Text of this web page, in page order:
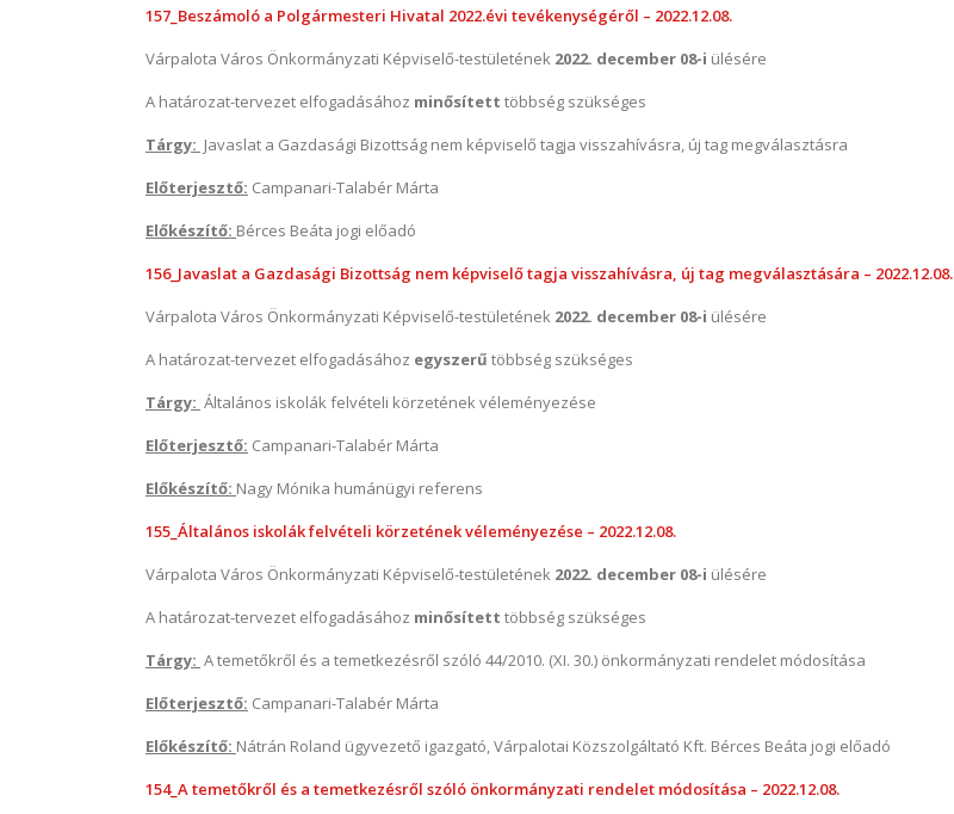
157_Beszámoló a Polgármesteri Hivatal 2022.évi tevékenységéről – 2022.12.08.
Várpalota Város Önkormányzati Képviselő-testületének 2022. december 08-i ülésére
A határozat-tervezet elfogadásához minősített többség szükséges
Tárgy: Javaslat a Gazdasági Bizottság nem képviselő tagja visszahívásra, új tag megválasztásra
Előterjesztő: Campanari-Talabér Márta
Előkészítő: Bérces Beáta jogi előadó
156_Javaslat a Gazdasági Bizottság nem képviselő tagja visszahívásra, új tag megválasztására – 2022.12.08.
Várpalota Város Önkormányzati Képviselő-testületének 2022. december 08-i ülésére
A határozat-tervezet elfogadásához egyszerű többség szükséges
Tárgy: Általános iskolák felvételi körzetének véleményezése
Előterjesztő: Campanari-Talabér Márta
Előkészítő: Nagy Mónika humánügyi referens
155_Általános iskolák felvételi körzetének véleményezése – 2022.12.08.
Várpalota Város Önkormányzati Képviselő-testületének 2022. december 08-i ülésére
A határozat-tervezet elfogadásához minősített többség szükséges
Tárgy: A temetőkről és a temetkezésről szóló 44/2010. (XI. 30.) önkormányzati rendelet módosítása
Előterjesztő: Campanari-Talabér Márta
Előkészítő: Nátrán Roland ügyvezető igazgató, Várpalotai Közszolgáltató Kft. Bérces Beáta jogi előadó
154_A temetőkről és a temetkezésről szóló önkormányzati rendelet módosítása – 2022.12.08.